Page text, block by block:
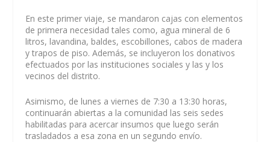
En este primer viaje, se mandaron cajas con elementos
de primera necesidad tales como, agua mineral de 6
litros, lavandina, baldes, escobillones, cabos de madera
y trapos de piso. Además, se incluyeron los donativos
efectuados por las instituciones sociales y las y los
vecinos del distrito.
Asimismo, de lunes a viernes de 7:30 a 13:30 horas,
continuarán abiertas a la comunidad las seis sedes
habilitadas para acercar insumos que luego serán
trasladados a esa zona en un segundo envío.